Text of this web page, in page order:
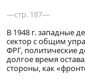
—стр. 187—
В 1948 г. западные
сектор с общим
ФРГ, политические
долгое время
стороны, как